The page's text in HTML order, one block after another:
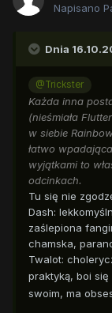
Napisano
Dnia
@Trickster
Każda inna
(nieśmiała
w siebie
łatwo
wyjątkami to
odcinkach.
Tu się nie
Dash:
zaślepiona
chamska,
Twalot:
praktyką, boi
swoim, ma